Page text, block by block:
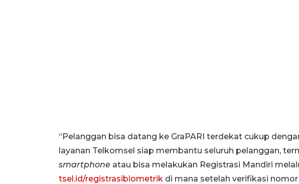
“Pelanggan bisa datang ke GraPARI terdekat cukup
layanan Telkomsel siap membantu seluruh pelanggan,
smartphone atau bisa melakukan Registrasi Mandiri
tsel.id/registrasibiometrik di mana setelah verifikasi
14